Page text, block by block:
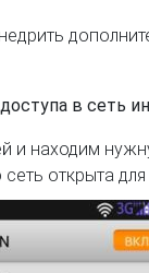
в сеть
и находим
открыта для